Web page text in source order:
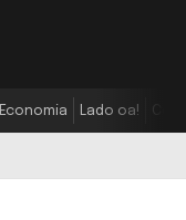
Economia Lado oa!